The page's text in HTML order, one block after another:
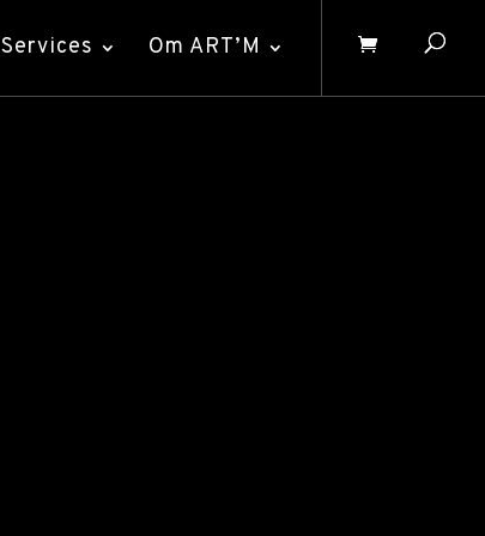
Services Om ART’M